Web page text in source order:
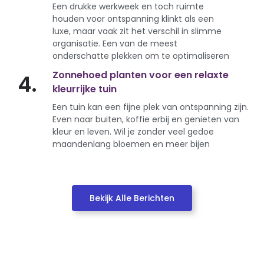
Een drukke werkweek en toch ruimte
houden voor ontspanning klinkt als een
luxe, maar vaak zit het verschil in slimme
organisatie. Een van de meest
onderschatte plekken om te optimaliseren
4.
Zonnehoed planten voor een relaxte
kleurrijke tuin
Een tuin kan een fijne plek van ontspanning zijn.
Even naar buiten, koffie erbij en genieten van
kleur en leven. Wil je zonder veel gedoe
maandenlang bloemen en meer bijen
Bekijk Alle Berichten